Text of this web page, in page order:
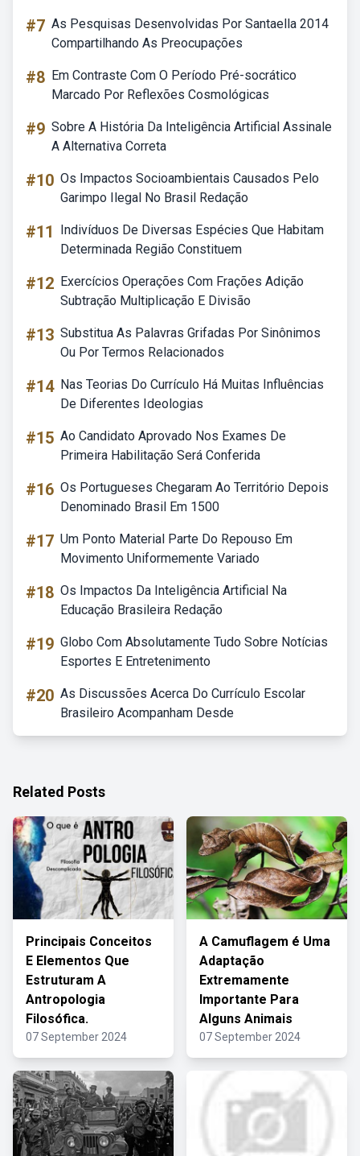
#7 As Pesquisas Desenvolvidas Por Santaella 2014
Compartilhando As Preocupações
#8 Em Contraste Com O Período Pré-socrático
Marcado Por Reflexões Cosmológicas
#9 Sobre A História Da Inteligência Artificial Assinale
A Alternativa Correta
#10 Os Impactos Socioambientais Causados Pelo
Garimpo Ilegal No Brasil Redação
#11
Indivíduos De Diversas Espécies Que Habitam
Determinada Região Constituem
#12 Exercícios Operações Com Frações Adição
Subtração Multiplicação E Divisão
#13 Substitua As Palavras Grifadas Por Sinônimos
Ou Por Termos Relacionados
#14 Nas Teorias Do Currículo Há Muitas Influências
De Diferentes Ideologias
#15 Ao Candidato Aprovado Nos Exames De
Primeira Habilitação Será Conferida
#16 Os Portugueses Chegaram Ao Território Depois
Denominado Brasil Em 1500
#17 Um Ponto Material Parte Do Repouso Em
Movimento Uniformemente Variado
#18 Os Impactos Da Inteligência Artificial Na
Educação Brasileira Redação
#19 Globo Com Absolutamente Tudo Sobre Notícias
Esportes E Entretenimento
#20 As Discussões Acerca Do Currículo Escolar
Brasileiro Acompanham Desde
Related Posts
Principais Conceitos
E Elementos Que
Estruturam A
Antropologia
Filosófica.
07 September 2024
A Camuflagem é Uma
Adaptação
Extremamente
Importante Para
Alguns Animais
07 September 2024